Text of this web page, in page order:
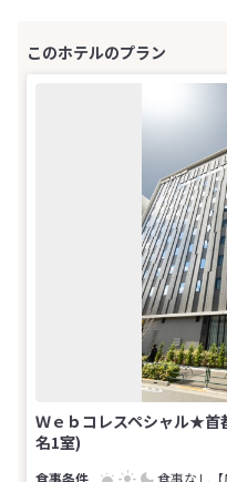
Ｗｅｂコレスペシャル★首
名1室)
食事なし